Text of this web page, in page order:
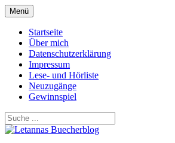
Zum
Inhalt
springen
Menü
Startseite
Über mich
Datenschutzerklärung
Impressum
Lese- und Hörliste
Neuzugänge
Gewinnspiel